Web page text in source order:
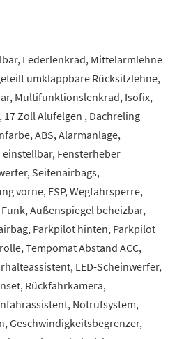
Lederlenkrad, Mittelarmlehne
umklappbare Rücksitzlehne,
Multifunktionslenkrad, Isofix,
Zoll Alufelgen , Dachreling
ABS, Alarmanlage,
Fensterheber
Seitenairbags,
vorne, ESP, Wegfahrsperre,
Außenspiegel beheizbar,
Parkpilot hinten, Parkpilot
Tempomat Abstand ACC,
LED-Scheinwerfer,
Rückfahrkamera,
Notrufsystem,
Geschwindigkeitsbegrenzer,